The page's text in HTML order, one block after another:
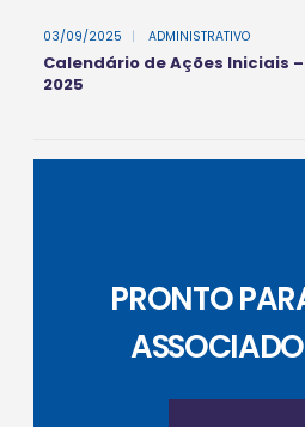
03/09/2025 | ADMINISTRATIVO
Calendário de Ações Iniciais
2025
PRONTO